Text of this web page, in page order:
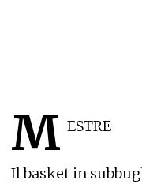
M ESTRE
Il basket in